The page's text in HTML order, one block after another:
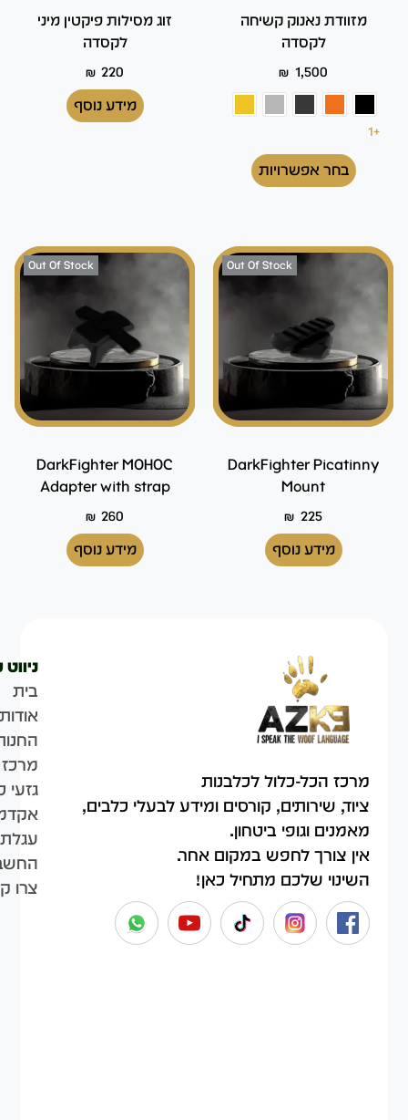
מזוודת נאנוק קשיחה
לקסדה
₪ 1,500
+1
בחר אפשרויות
זוג מסילות פיקטין מיני
לקסדה
₪ 220
מידע נוסף
Out Of Stock
DarkFighter Picatinny
Mount
₪ 225
מידע נוסף
Out Of Stock
DarkFighter MOHOC
Adapter with strap
₪ 260
מידע נוסף
מרכז הכל-כלול לכלבנות
ציוד, שירותים, קורסים ומידע לבעלי כלבים,
מאמנים וגופי ביטחון.
אין צורך לחפש במקום אחר.
השינוי שלכם מתחיל כאן!
בית
אודות
גזעי
עגלת
צרו